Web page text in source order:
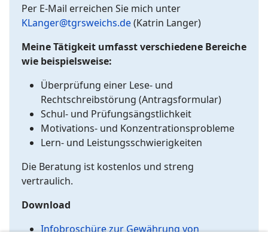
Per E-Mail erreichen Sie mich unter
KLanger@tgrsweichs.de(Katrin Langer)
Meine Tätigkeit umfasst verschiedene Bereiche
wie beispielsweise:
Überprüfung einer Lese- und
Rechtschreibstörung (Antragsformular)
Schul- und Prüfungsängstlichkeit
Motivations- und Konzentrationsprobleme
Lern- und Leistungsschwierigkeiten
Die Beratung ist kostenlos und streng
vertraulich.
Download
Infobroschüre zur Gewährung von